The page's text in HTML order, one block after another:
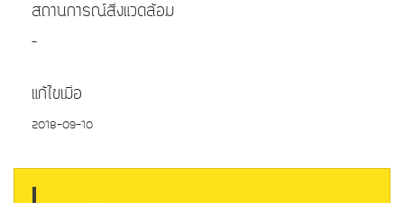
สถานการณ์สิ่งแวดล้อม
-
แก้ไขเมื่อ
2018-09-10